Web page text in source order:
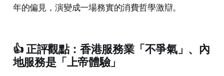
年的偏見，演變成一場務實的消費哲學激辯。
👍 正評觀點：香港服務業「不爭氣」、內
地服務是「上帝體驗」